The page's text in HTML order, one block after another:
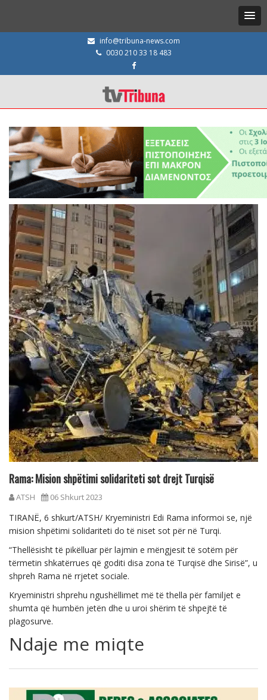
info@tribuna-news.com
0030 210 33 18 483
Rama: Mision shpëtimi solidariteti sot drejt Turqisë
ATSH 06 Shkurt 2023
TIRANË, 6 shkurt/ATSH/ Kryeministri Edi Rama informoi se, një
mision shpëtimi solidariteti do të niset sot për në Turqi.
“Thellësisht të pikëlluar për lajmin e mëngjesit të sotëm për
tërmetin shkatërrues që goditi disa zona të Turqisë dhe Sirisë”, u
shpreh Rama në rrjetet sociale.
Kryeministri shprehu ngushëllimet më të thella për familjet e
shumta që humbën jetën dhe u uroi shërim të shpejtë të
plagosurve.
Ndaje me miqte